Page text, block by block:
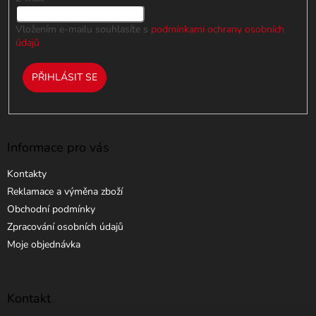
i
Vložením e-mailu souhlasíte s podmínkami ochrany osobních
údajů
PŘIHLÁSIT SE
Informace pro vás
Kontakty
Reklamace a výměna zboží
Obchodní podmínky
Zpracování osobních údajů
Moje objednávka
Kontakt